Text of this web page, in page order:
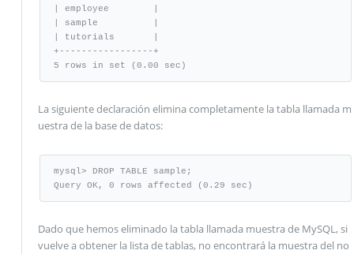
| employee        |
| sample          |
| tutorials       |
+-----------------+
5 rows in set (0.00 sec)
La siguiente declaración elimina completamente la tabla llamada m
uestra de la base de datos:
mysql> DROP TABLE sample;
Query OK, 0 rows affected (0.29 sec)
Dado que hemos eliminado la tabla llamada muestra de MySQL, si
vuelve a obtener la lista de tablas, no encontrará la muestra del no